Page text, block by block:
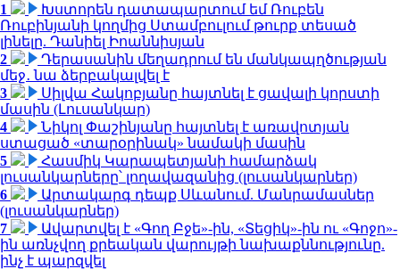
1
Խստորեն դատապարտում եմ Ռուբեն
Ռուբինյանի կողմից Ստամբուլում թուրք տեսած
լինելը. Դանիել Իոաննիսյան
2
Դերասանին մեղադրում են մանկապղծության
մեջ․ նա ձերբակալվել է
3
Սիլվա Հակոբյանը հայտնել է ցավալի կորստի
մասին (Լուսանկար)
4
Նիկոլ Փաշինյանը հայտնել է առավոտյան
ստացած «տարօրինակ» նամակի մասին
5
Հասմիկ Կարապետյանի համարձակ
լուսանկարները՝ լողավազանից (լուսանկարներ)
6
Արտակարգ դեպք Սևանում. Մանրամասներ
(լուսանկարներ)
7
Ավարտվել է «Գող Բջե»-ին, «Տեցիկ»-ին ու «Գոջո»-
ին առնչվող քրեական վարույթի նախաքննությունը.
ինչ է պարզվել